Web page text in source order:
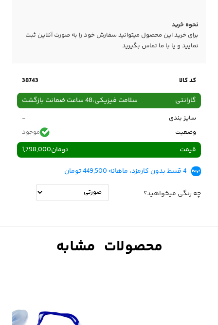
نحوه خرید
برای خرید این محصول میتوانید سفارش خود را به صورت آنلاین ثبت
نمایید و یا با ما تماس بگیرید
کد کالا 38743
گارانتی سلامت فیزیکی،48 ساعت ضمانت بازگشت
سایز بندی
-
وضعیت
موجود
قیمت 1,798,000تومان
4 قسط بدون کارمزد، ماهانه 449,500 تومان
چه رنگی میخواهید؟